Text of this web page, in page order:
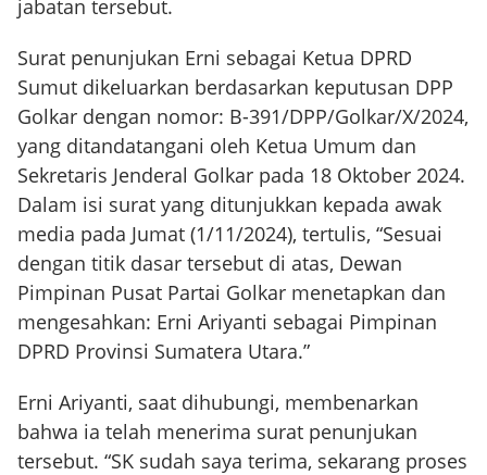
jabatan tersebut.
Surat penunjukan Erni sebagai Ketua DPRD
Sumut dikeluarkan berdasarkan keputusan DPP
Golkar dengan nomor: B-391/DPP/Golkar/X/2024,
yang ditandatangani oleh Ketua Umum dan
Sekretaris Jenderal Golkar pada 18 Oktober 2024.
Dalam isi surat yang ditunjukkan kepada awak
media pada Jumat (1/11/2024), tertulis, “Sesuai
dengan titik dasar tersebut di atas, Dewan
Pimpinan Pusat Partai Golkar menetapkan dan
mengesahkan: Erni Ariyanti sebagai Pimpinan
DPRD Provinsi Sumatera Utara.”
Erni Ariyanti, saat dihubungi, membenarkan
bahwa ia telah menerima surat penunjukan
tersebut. “SK sudah saya terima, sekarang proses